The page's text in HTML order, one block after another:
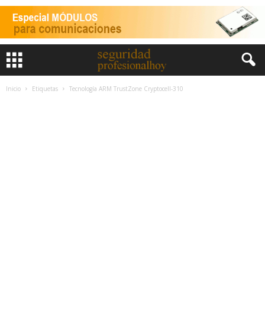
Inicio Etiquetas Tecnología ARM TrustZone Cryptocell-310